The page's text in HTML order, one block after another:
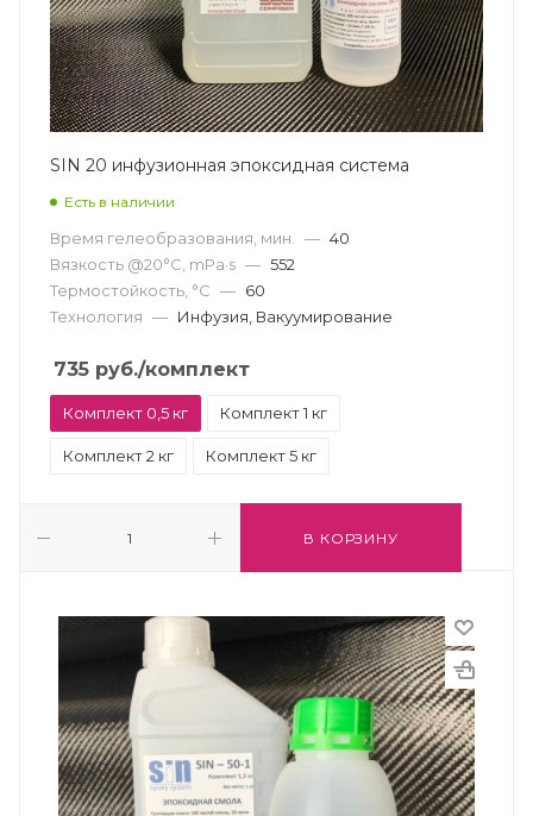
SIN 20 инфузионная эпоксидная система
Есть в наличии
Время гелеобразования, мин. — 40
Вязкость @20°С, mPa·s — 552
Термостойкость, °С — 60
Технология — Инфузия, Вакуумирование
735 руб./комплект
Комплект 0,5 кг Комплект 1 кг
Комплект 2 кг Комплект 5 кг
В КОРЗИНУ